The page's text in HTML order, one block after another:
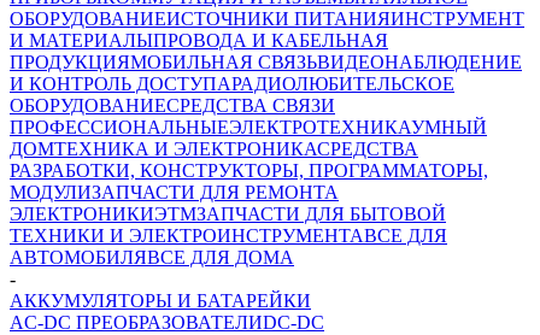
ОБОРУДОВАНИЕИСТОЧНИКИ ПИТАНИЯИНСТРУМЕНТ
И МАТЕРИАЛЫПРОВОДА И КАБЕЛЬНАЯ
ПРОДУКЦИЯМОБИЛЬНАЯ СВЯЗЬВИДЕОНАБЛЮДЕНИЕ
И КОНТРОЛЬ ДОСТУПАРАДИОЛЮБИТЕЛЬСКОЕ
ОБОРУДОВАНИЕСРЕДСТВА СВЯЗИ
ПРОФЕССИОНАЛЬНЫЕЭЛЕКТРОТЕХНИКАУМНЫЙ
ДОМТЕХНИКА И ЭЛЕКТРОНИКАСРЕДСТВА
РАЗРАБОТКИ, КОНСТРУКТОРЫ, ПРОГРАММАТОРЫ,
МОДУЛИЗАПЧАСТИ ДЛЯ РЕМОНТА
ЭЛЕКТРОНИКИЭТМЗАПЧАСТИ ДЛЯ БЫТОВОЙ
ТЕХНИКИ И ЭЛЕКТРОИНСТРУМЕНТАВСЕ ДЛЯ
АВТОМОБИЛЯВСЕ ДЛЯ ДОМА
-
АККУМУЛЯТОРЫ И БАТАРЕЙКИ
AC-DC ПРЕОБРАЗОВАТЕЛИDC-DC